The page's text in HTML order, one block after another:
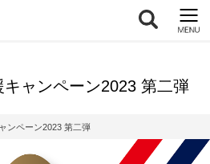
ャンペーン2023 第二弾
ンペーン2023 第二弾